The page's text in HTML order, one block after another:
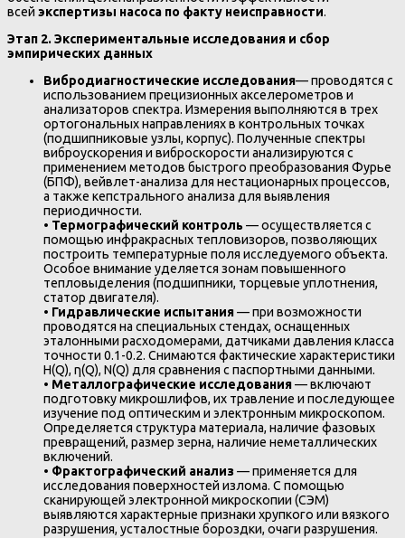
всей экспертизы насоса по факту неисправности.
Этап 2. Экспериментальные исследования и сбор
эмпирических данных
Вибродиагностические исследования— проводятся с
использованием прецизионных акселерометров и
анализаторов спектра. Измерения выполняются в трех
ортогональных направлениях в контрольных точках
(подшипниковые узлы, корпус). Полученные спектры
виброускорения и виброскорости анализируются с
применением методов быстрого преобразования Фурье
(БПФ), вейвлет-анализа для нестационарных процессов,
а также кепстрального анализа для выявления
периодичности.
• Термографический контроль — осуществляется с
помощью инфракрасных тепловизоров, позволяющих
построить температурные поля исследуемого объекта.
Особое внимание уделяется зонам повышенного
тепловыделения (подшипники, торцевые уплотнения,
статор двигателя).
• Гидравлические испытания— при возможности
проводятся на специальных стендах, оснащенных
эталонными расходомерами, датчиками давления класса
точности 0.1-0.2. Снимаются фактические характеристики
H(Q), η(Q), N(Q) для сравнения с паспортными данными.
• Металлографические исследования— включают
подготовку микрошлифов, их травление и последующее
изучение под оптическим и электронным микроскопом.
Определяется структура материала, наличие фазовых
превращений, размер зерна, наличие неметаллических
включений.
• Фрактографический анализ— применяется для
исследования поверхностей излома. С помощью
сканирующей электронной микроскопии (СЭМ)
выявляются характерные признаки хрупкого или вязкого
разрушения, усталостные бороздки, очаги разрушения.